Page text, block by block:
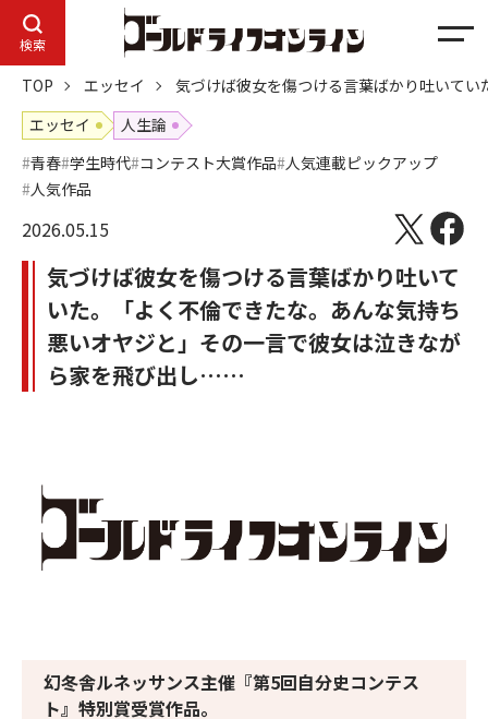
検索
メ
ニ
ュ
TOP エッセイ
気づけば彼女を傷つける言葉ばかり吐いて
エッセイ
人生論
青春 学生時代 コンテスト大賞作品 人気連載ピックアップ
人気作品
2026.05.15
気づけば彼女を傷つける言葉ばかり吐いて
いた。「よく不倫できたな。あんな気持ち
悪いオヤジと」その一言で彼女は泣きなが
ら家を飛び出し……
幻冬舎ルネッサンス主催『第5回自分史コンテス
ト』特別賞受賞作品。